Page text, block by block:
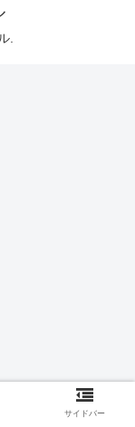
.
サイドバー